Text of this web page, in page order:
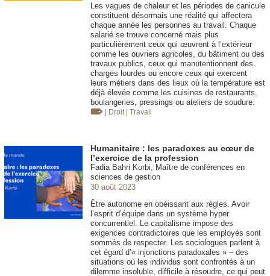
Les vagues de chaleur et les périodes de canicule
constituent désormais une réalité qui affectera
chaque année les personnes au travail. Chaque
salarié se trouve concerné mais plus
particulièrement ceux qui œuvrent à l’extérieur
comme les ouvriers agricoles, du bâtiment ou des
travaux publics, ceux qui manutentionnent des
charges lourdes ou encore ceux qui exercent
leurs métiers dans des lieux où la température est
déjà élevée comme les cuisines de restaurants,
boulangeries, pressings ou ateliers de soudure.
| Droit | Travail
Humanitaire : les paradoxes au cœur de
l’exercice de la profession
Fadia Bahri Korbi, Maître de conférences en
sciences de gestion
30 août 2023
Être autonome en obéissant aux règles. Avoir
l’esprit d’équipe dans un système hyper
concurrentiel. Le capitalisme impose des
exigences contradictoires que les employés sont
sommés de respecter. Les sociologues parlent à
cet égard d’« injonctions paradoxales » – des
situations où les individus sont confrontés à un
dilemme insoluble, difficile à résoudre, ce qui peut